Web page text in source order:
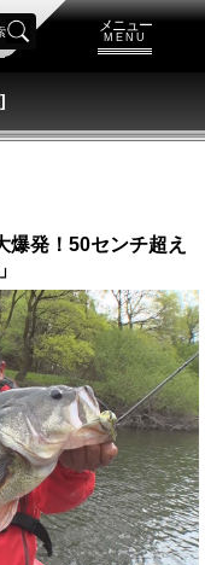
メニュー
MENU
爆発！50センチ超え